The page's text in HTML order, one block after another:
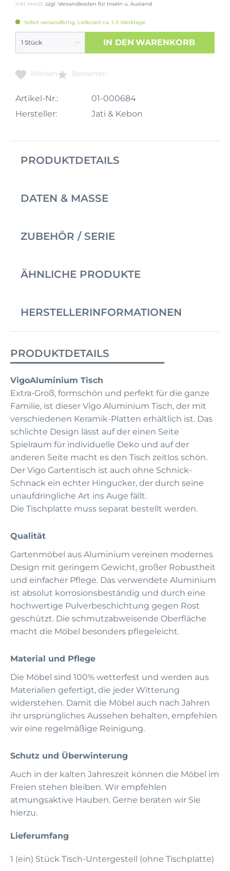
inkl. MwSt. zzgl. Versandkosten für Inseln u. Ausland
Sofort versandfertig, Lieferzeit ca. 1-3 Werktage
IN DEN WARENKORB
Merken Bewerten
Artikel-Nr.:
01-000684
Hersteller:
Jati & Kebon
PRODUKTDETAILS
DATEN & MASSE
ZUBEHÖR / SERIE
ÄHNLICHE PRODUKTE
HERSTELLERINFORMATIONEN
PRODUKTDETAILS
VigoAluminium Tisch
Extra-Groß, formschön und perfekt für die ganze
Familie, ist dieser Vigo Aluminium Tisch, der mit
verschiedenen Keramik-Platten erhältlich ist. Das
schlichte Design lässt auf der einen Seite
Spielraum für individuelle Deko und auf der
anderen Seite macht es den Tisch zeitlos schön.
Der Vigo Gartentisch ist auch ohne Schnick-
Schnack ein echter Hingucker, der durch seine
unaufdringliche Art ins Auge fällt.
Die Tischplatte muss separat bestellt werden.
Qualität
Gartenmöbel aus Aluminium vereinen modernes
Design mit geringem Gewicht, großer Robustheit
und einfacher Pflege. Das verwendete Aluminium
ist absolut korrosionsbeständig und durch eine
hochwertige Pulverbeschichtung gegen Rost
geschützt. Die schmutzabweisende Oberfläche
macht die Möbel besonders pflegeleicht.
Material und Pflege
Die Möbel sind 100% wetterfest und werden aus
Materialien gefertigt, die jeder Witterung
widerstehen. Damit die Möbel auch nach Jahren
ihr ursprüngliches Aussehen behalten, empfehlen
wir eine regelmäßige Reinigung.
Schutz und Überwinterung
Auch in der kalten Jahreszeit können die Möbel im
Freien stehen bleiben. Wir empfehlen
atmungsaktive Hauben. Gerne beraten wir Sie
hierzu.
Lieferumfang
1 (ein) Stück Tisch-Untergestell (ohne Tischplatte)